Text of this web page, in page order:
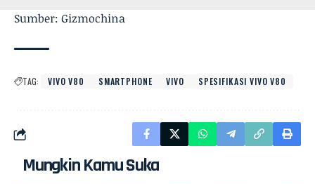
Sumber: Gizmochina
TAG: VIVO V80 SMARTPHONE VIVO SPESIFIKASI VIVO V80
Mungkin Kamu Suka